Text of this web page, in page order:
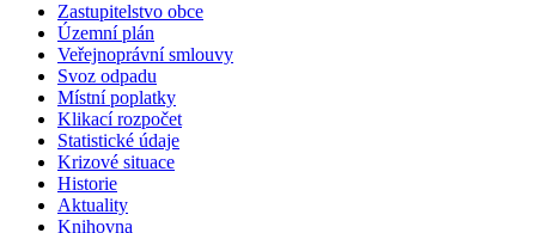
Zastupitelstvo obce
Územní plán
Veřejnoprávní smlouvy
Svoz odpadu
Místní poplatky
Klikací rozpočet
Statistické údaje
Krizové situace
Historie
Aktuality
Knihovna